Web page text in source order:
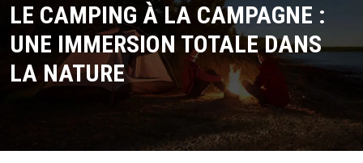
LE CAMPING À LA CAMPAGNE :
UNE IMMERSION TOTALE DANS
LA NATURE